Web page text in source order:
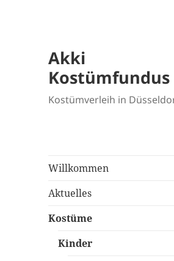
Akki
Kostümfundus
Kostümverleih in
Willkommen
Aktuelles
Kostüme
Kinder